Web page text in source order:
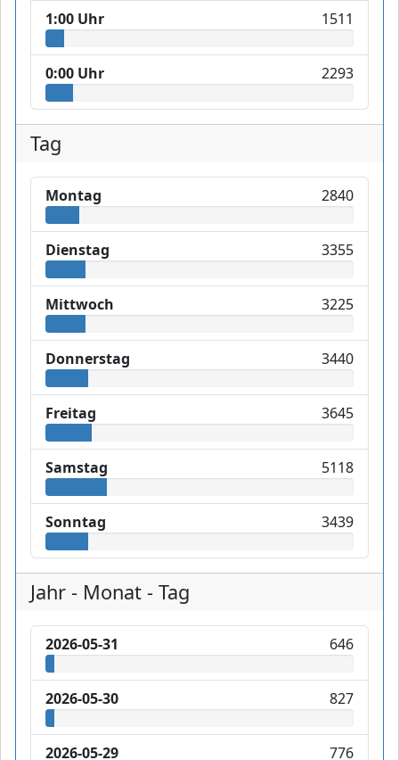
1:00 Uhr 1511
0:00 Uhr 2293
Tag
Montag 2840
Dienstag 3355
Mittwoch 3225
Donnerstag 3440
Freitag 3645
Samstag 5118
Sonntag 3439
Jahr - Monat - Tag
2026-05-31 646
2026-05-30 827
2026-05-29 776